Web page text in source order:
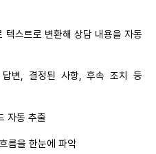
텍스트로 변환해 상담 내용을 자동
변, 결정된 사항, 후속 조치 등
자동 추출
름을 한눈에 파악